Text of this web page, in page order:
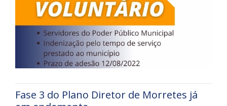
Fase 3 do Plano Diretor de Morretes já